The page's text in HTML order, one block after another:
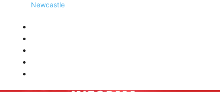
Newcastle